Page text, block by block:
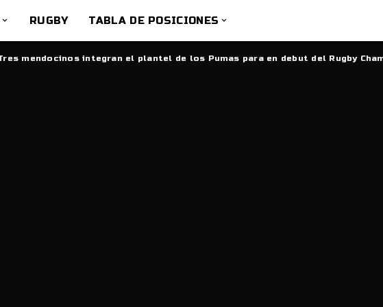
RUGBY TABLA DE POSICIONES
mendocinos integran el plantel de los Pumas para en debut del Rugby